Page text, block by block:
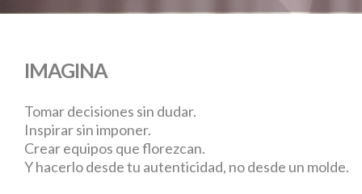
IMAGINA
Tomar decisiones sin dudar.
Inspirar sin imponer.
Crear equipos que florezcan.
Y hacerlo desde tu autenticidad, no desde un molde.